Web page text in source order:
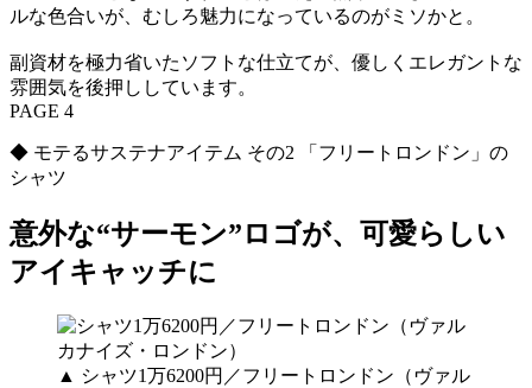
ルな色合いが、むしろ魅力になっているのがミソかと。
副資材を極力省いたソフトな仕立てが、優しくエレガントな
雰囲気を後押ししています。
PAGE 4
◆ モテるサステナアイテム その2 「フリートロンドン」の
シャツ
意外な“サーモン”ロゴが、可愛らしい
アイキャッチに
▲ シャツ1万6200円／フリートロンドン（ヴァル